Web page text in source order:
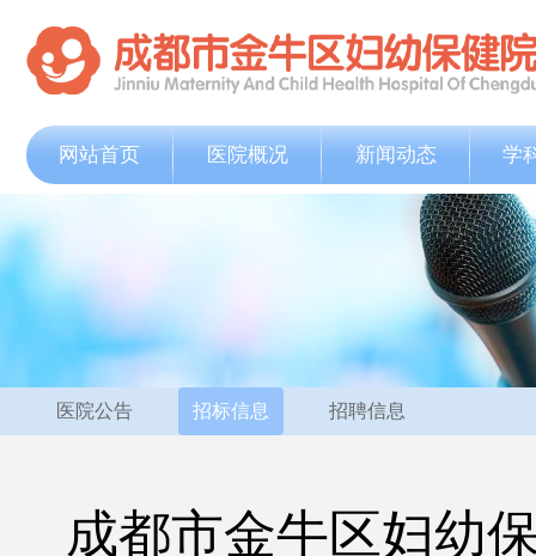
网站首页 医院概况 新闻动态 学
医院公告 招标信息 招聘信息
成都市金牛区妇幼